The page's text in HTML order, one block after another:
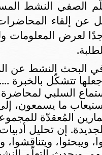
الصفي النشط
عن إلقاء
لعرض المعلومات
البحث النشط عن
تتشكّل بالخبرة
السلبي لمحاضرة
ما يسمعون،
المُعقدّة
إن تحليل
ويبحثوا،